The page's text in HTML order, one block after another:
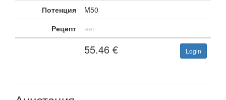
Потенция
M50
Рецепт
нет
55.46 € Login